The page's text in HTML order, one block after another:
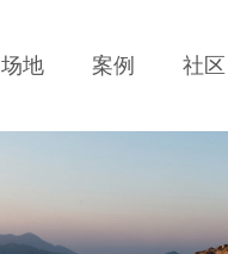
场地 案例 社区